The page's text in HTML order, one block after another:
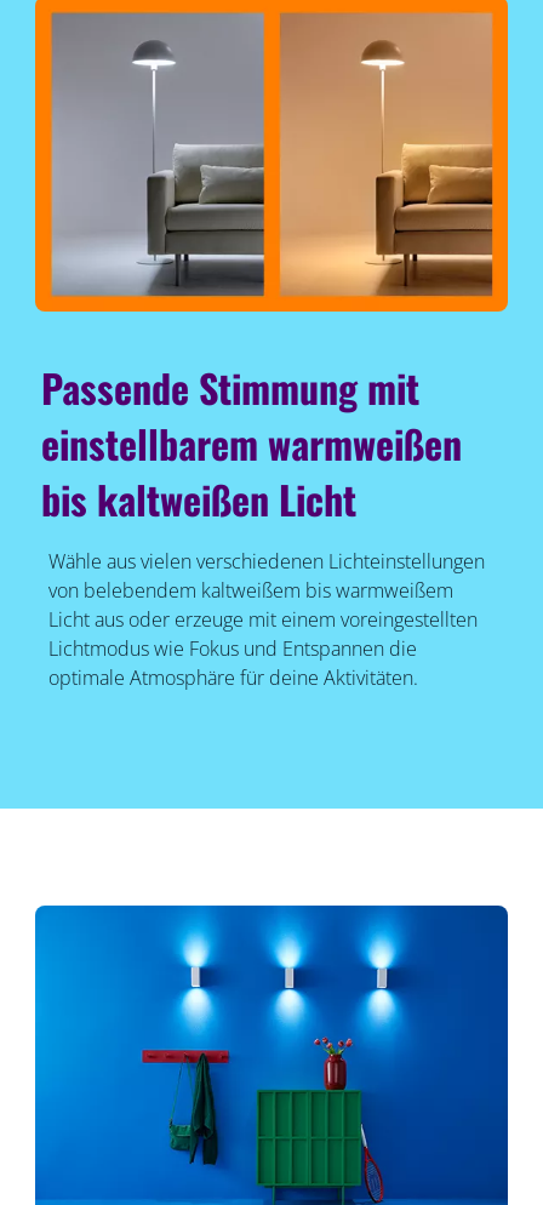
Passende Stimmung mit
einstellbarem warmweißen
bis kaltweißen Licht
Wähle aus vielen verschiedenen Lichteinstellungen
von belebendem kaltweißem bis warmweißem
Licht aus oder erzeuge mit einem voreingestellten
Lichtmodus wie Fokus und Entspannen die
optimale Atmosphäre für deine Aktivitäten.